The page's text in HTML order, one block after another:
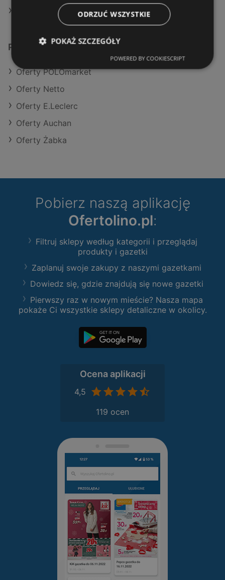
Aktualne gazetki Action
Podobne sklepy detaliczne
Oferty POLOmarket
Oferty Netto
Oferty E.Leclerc
Oferty Auchan
Oferty Żabka
Pobierz naszą aplikację
Ofertolino.pl:
Filtruj sklepy według kategorii i przeglądaj
produkty i gazetki
Zaplanuj swoje zakupy z naszymi gazetkami
Dowiedz się, gdzie znajdują się nowe gazetki
Pierwszy raz w nowym mieście? Nasza mapa
pokaże Ci wszystkie sklepy detaliczne w okolicy.
Ocena aplikacji
4,5
119 ocen
ODRZUĆ WSZYSTKIE
POKAŻ SZCZEGÓŁY
POWERED BY COOKIESCRIPT